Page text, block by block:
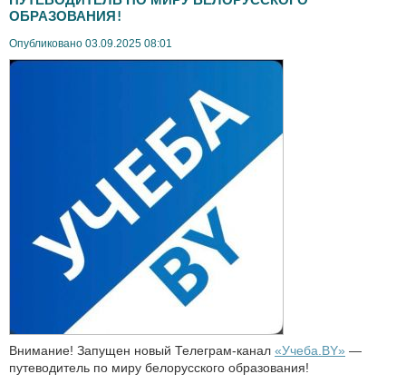
ОБРАЗОВАНИЯ!
Опубликовано 03.09.2025 08:01
Внимание! Запущен новый Телеграм-канал «Учеба.BY» —
путеводитель по миру белорусского образования!